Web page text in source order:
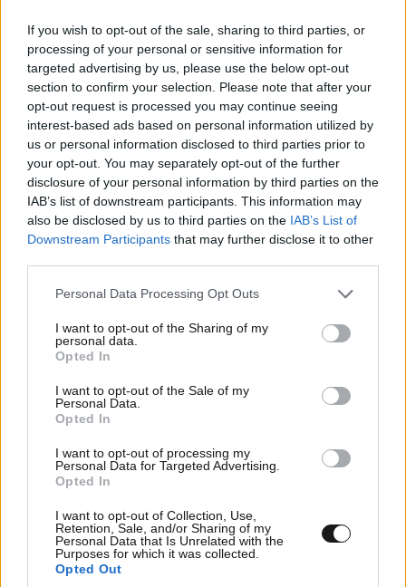
If you wish to opt-out of the sale, sharing to third parties, or
processing of your personal or sensitive information for
targeted advertising by us, please use the below opt-out
section to confirm your selection. Please note that after your
opt-out request is processed you may continue seeing
interest-based ads based on personal information utilized by
us or personal information disclosed to third parties prior to
your opt-out. You may separately opt-out of the further
disclosure of your personal information by third parties on the
IAB’s list of downstream participants. This information may
also be disclosed by us to third parties on the IAB’s List of
Downstream Participants that may further disclose it to other
Please note that this website/app uses one or more Google
not limited to your visit or usage behaviour. You may click to
grant or deny consent to Google and its third-party tags to
use your data for below specified purposes in below Google
consent section.
Personal Data Processing Opt Outs
I want to opt-out of the Sharing of my
personal data.
Opted In
I want to opt-out of the Sale of my
Personal Data.
Opted In
I want to opt-out of processing my
Personal Data for Targeted Advertising.
Opted In
I want to opt-out of Collection, Use,
Retention, Sale, and/or Sharing of my
Personal Data that Is Unrelated with the
Purposes for which it was collected.
Opted Out
Φλέγεται ξανά η «ρωσική Amazon»- Νέα
Wildberries